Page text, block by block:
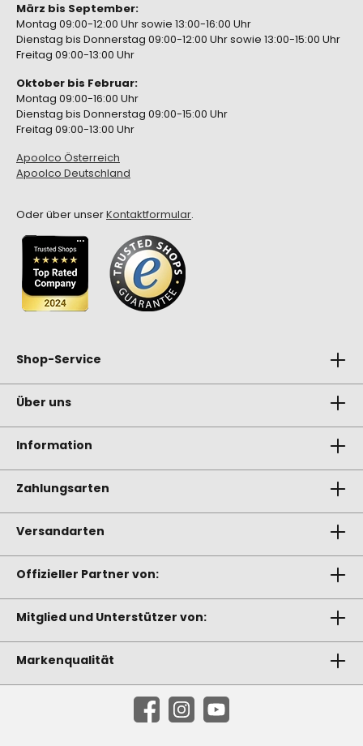
März bis September:
Montag 09:00-12:00 Uhr sowie 13:00-16:00 Uhr
Dienstag bis Donnerstag 09:00-12:00 Uhr sowie 13:00-15:00 Uhr
Freitag 09:00-13:00 Uhr
Oktober bis Februar:
Montag 09:00-16:00 Uhr
Dienstag bis Donnerstag 09:00-15:00 Uhr
Freitag 09:00-13:00 Uhr
Apoolco Österreich
Apoolco Deutschland
Oder über unserKontaktformular.
Shop-Service
Über uns
Information
Zahlungsarten
Versandarten
Offizieller Partner von:
Mitglied und Unterstützer von:
Markenqualität